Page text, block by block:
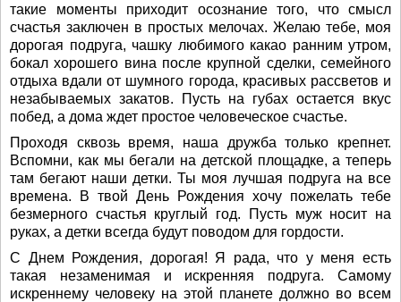
такие моменты приходит осознание того, что смысл
счастья заключен в простых мелочах. Желаю тебе, моя
дорогая подруга, чашку любимого какао ранним утром,
бокал хорошего вина после крупной сделки, семейного
отдыха вдали от шумного города, красивых рассветов и
незабываемых закатов. Пусть на губах остается вкус
побед, а дома ждет простое человеческое счастье.
Проходя сквозь время, наша дружба только крепнет.
Вспомни, как мы бегали на детской площадке, а теперь
там бегают наши детки. Ты моя лучшая подруга на все
времена. В твой День Рождения хочу пожелать тебе
безмерного счастья круглый год. Пусть муж носит на
руках, а детки всегда будут поводом для гордости.
С Днем Рождения, дорогая! Я рада, что у меня есть
такая незаменимая и искренняя подруга. Самому
искреннему человеку на этой планете должно во всем